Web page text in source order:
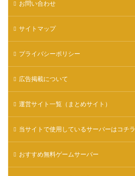
お問い合わせ
サイトマップ
プライバシーポリシー
広告掲載について
運営サイト一覧（まとめサイト）
当サイトで使用しているサーバーはコチラ
おすすめ無料ゲームサーバー